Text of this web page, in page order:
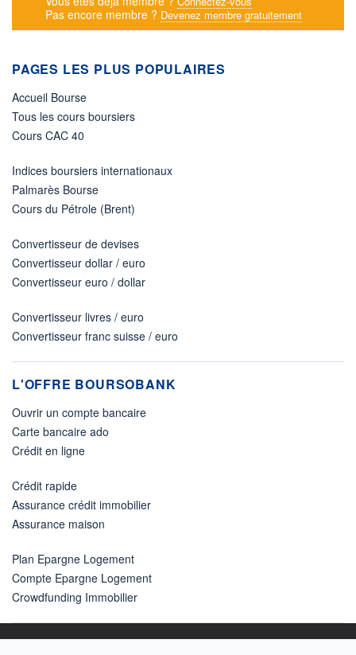
Pas encore membre ? Devenez membre gratuitement
PAGES LES PLUS POPULAIRES
Accueil Bourse
Tous les cours boursiers
Cours CAC 40
Indices boursiers internationaux
Palmarès Bourse
Cours du Pétrole (Brent)
Convertisseur de devises
Convertisseur dollar / euro
Convertisseur euro / dollar
Convertisseur livres / euro
Convertisseur franc suisse / euro
L'OFFRE BOURSOBANK
Ouvrir un compte bancaire
Carte bancaire ado
Crédit en ligne
Crédit rapide
Assurance crédit immobilier
Assurance maison
Plan Epargne Logement
Compte Epargne Logement
Crowdfunding Immobilier